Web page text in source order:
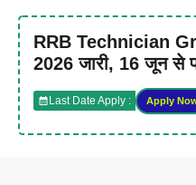
RRB Technician
2026 जारी, 16 जून से
Last Date Apply : Apply